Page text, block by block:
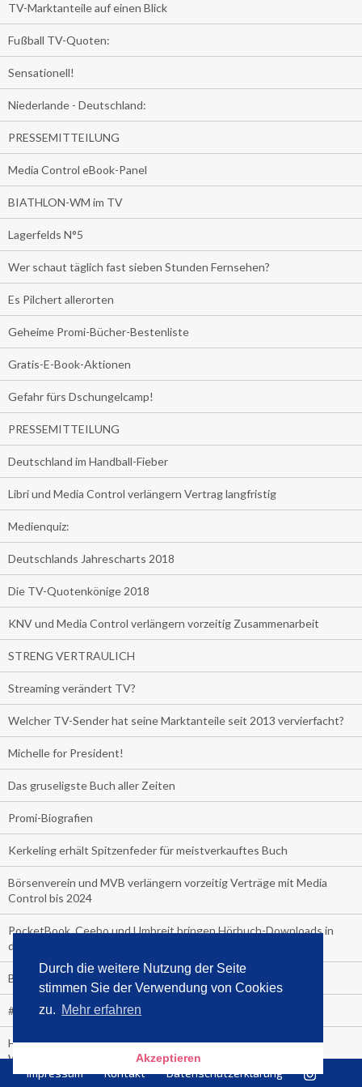
Durch die weitere Nutzung der Seite
stimmen Sie der Verwendung von Cookies
zu. Mehr erfahren
Akzeptieren
TV-Marktanteile auf einen Blick
Fußball TV-Quoten:
Sensationell!
Niederlande - Deutschland:
PRESSEMITTEILUNG
Media Control eBook-Panel
BIATHLON-WM im TV
Lagerfelds N°5
Wer schaut täglich fast sieben Stunden Fernsehen?
Es Pilchert allerorten
Geheime Promi-Bücher-Bestenliste
Gratis-E-Book-Aktionen
Gefahr fürs Dschungelcamp!
PRESSEMITTEILUNG
Deutschland im Handball-Fieber
Libri und Media Control verlängern Vertrag langfristig
Medienquiz:
Deutschlands Jahrescharts 2018
Die TV-Quotenkönige 2018
KNV und Media Control verlängern vorzeitig Zusammenarbeit
STRENG VERTRAULICH
Streaming verändert TV?
Welcher TV-Sender hat seine Marktanteile seit 2013 vervierfacht?
Michelle for President!
Das gruseligste Buch aller Zeiten
Promi-Biografien
Kerkeling erhält Spitzenfeder für meistverkauftes Buch
Börsenverein und MVB verlängern vorzeitig Verträge mit Media
Control bis 2024
PocketBook, Ceebo und Umbreit bringen Hörbuch-Downloads in
die Cloud
Bella Bella
#1-Bestseller: "Das ist Alpha!" von Kollegah
Hammer! "Fear: Trump in the White House" (auf Englisch) von
Watergate-Urgestein
Impressum Kontakt Datenschutzerklärung